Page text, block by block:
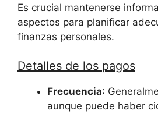
Es crucial mantenerse
aspectos para planificar
finanzas personales.
Detalles de los pagos
Frecuencia:
aunque puede haber